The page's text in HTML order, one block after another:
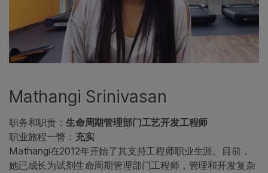
Mathangi Srinivasan
职务和职责： 生命周期管理部门工艺开发工程师
职业旅程一瞥： 充实
Mathangi在2012年开始了其支持工程师职业生涯。目前，
她已成长为试剂生命周期管理部门工程师，管理和开发复杂